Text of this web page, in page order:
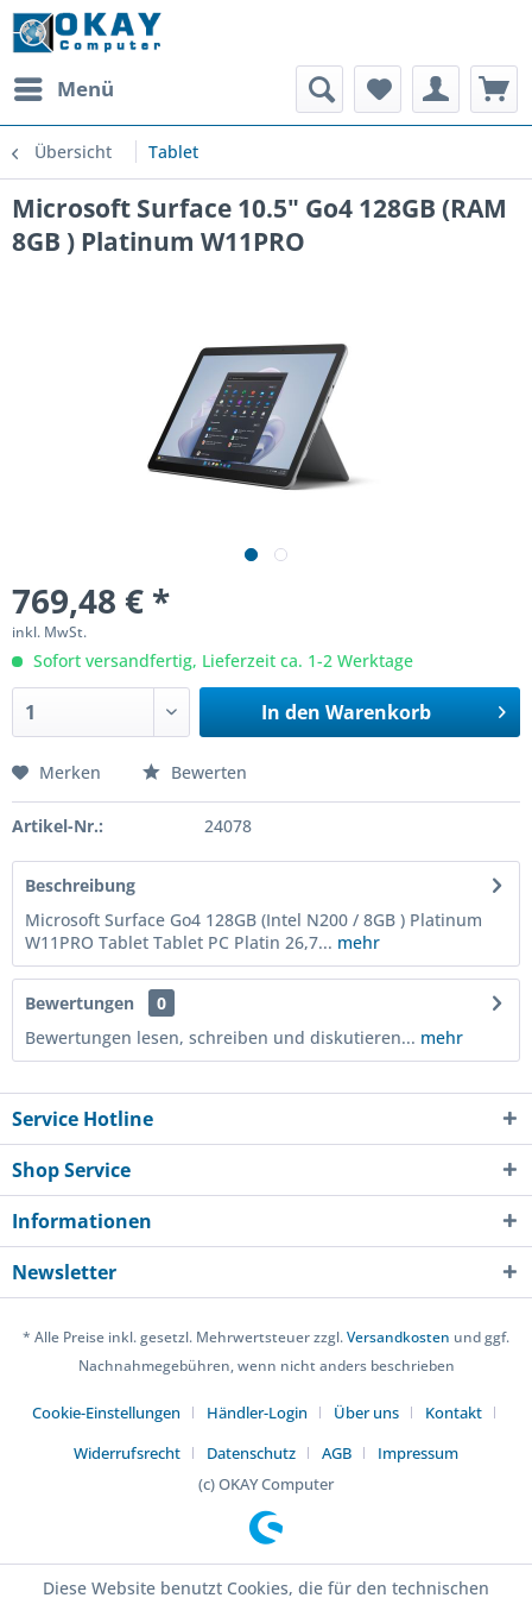
Menü
Übersicht Tablet
Microsoft Surface 10.5" Go4 128GB (RAM
8GB ) Platinum W11PRO
769,48 € *
inkl. MwSt.
Sofort versandfertig, Lieferzeit ca. 1-2 Werktage
In den Warenkorb
Merken Bewerten
Artikel-Nr.: 24078
Beschreibung
Microsoft Surface Go4 128GB (Intel N200 / 8GB ) Platinum
W11PRO Tablet Tablet PC Platin 26,7... mehr
Bewertungen
0
Bewertungen lesen, schreiben und diskutieren... mehr
Service Hotline
Shop Service
Informationen
Newsletter
* Alle Preise inkl. gesetzl. Mehrwertsteuer zzgl.Versandkosten und ggf.
Nachnahmegebühren, wenn nicht anders beschrieben
Cookie-Einstellungen Händler-Login Über uns
Kontakt
Widerrufsrecht
Datenschutz AGB
Impressum
(c) OKAY Computer
Diese Website benutzt Cookies, die für den technischen